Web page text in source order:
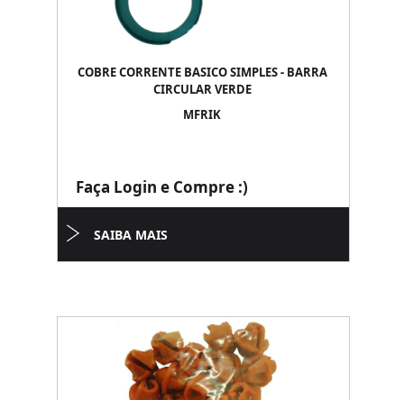
COBRE CORRENTE BASICO SIMPLES - BARRA
CIRCULAR VERDE
MFRIK
Faça Login e Compre :)
SAIBA MAIS